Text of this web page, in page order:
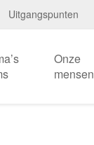
Uitgangspunten
Onze
mensen